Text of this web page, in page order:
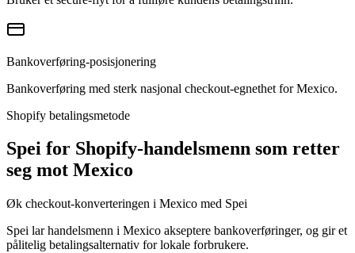
Bankoverføring-posisjonering
Bankoverføring med sterk nasjonal checkout-egnethet for Mexico.
Shopify betalingsmetode
Spei for Shopify-handelsmenn som retter
seg mot Mexico
Øk checkout-konverteringen i Mexico med Spei
Spei lar handelsmenn i Mexico akseptere bankoverføringer, og gir et
pålitelig betalingsalternativ for lokale forbrukere.